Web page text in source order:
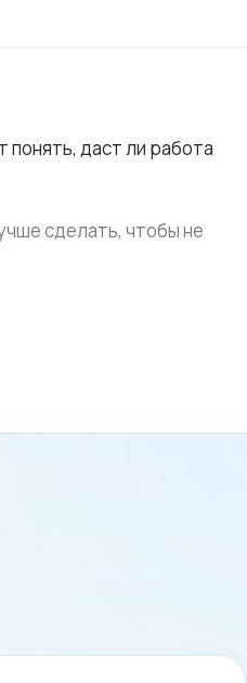
понять, даст ли работа
сделать, чтобы не
обещаем случайную замену